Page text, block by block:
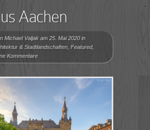
Aachen
Michael Valjak am 25. Mai 2020 in
& Stadtlandschaften Featured,
Kommentare